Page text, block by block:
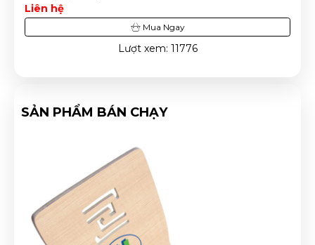
SẢN PHẨM BÁN CHẠY